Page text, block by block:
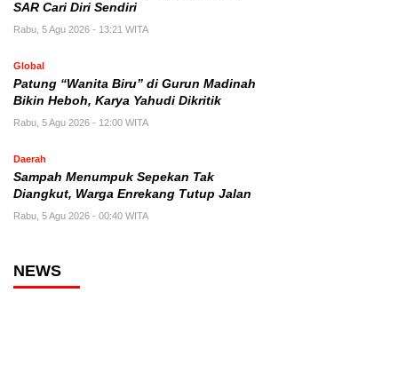
SAR Cari Diri Sendiri
Rabu, 5 Agu 2026 - 13:21 WITA
Global
Patung “Wanita Biru” di Gurun Madinah
Bikin Heboh, Karya Yahudi Dikritik
Rabu, 5 Agu 2026 - 12:00 WITA
Daerah
Sampah Menumpuk Sepekan Tak
Diangkut, Warga Enrekang Tutup Jalan
Rabu, 5 Agu 2026 - 00:40 WITA
NEWS